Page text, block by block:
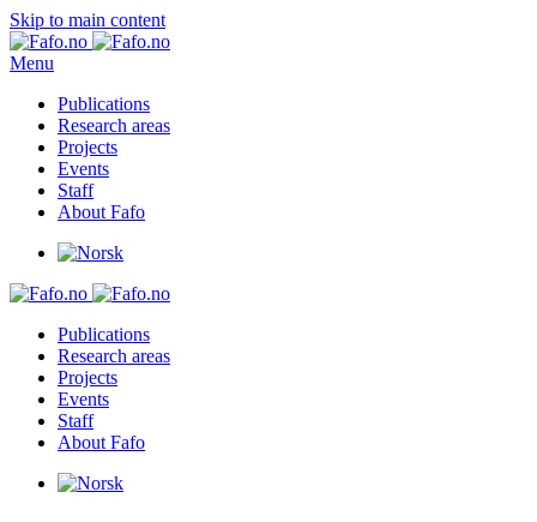
Skip to main content
Menu
Publications
Research areas
Projects
Events
Staff
About Fafo
Publications
Research areas
Projects
Events
Staff
About Fafo